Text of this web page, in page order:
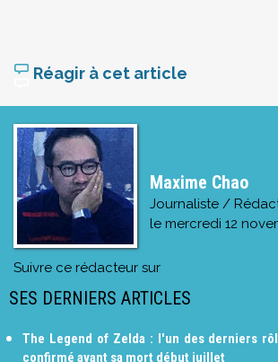
Réagir à cet article
Maxime Chao
Journaliste /
le mercredi 12
Suivre ce rédacteur sur
SES DERNIERS ARTICLES
The Legend of Zelda : l'un des derniers
confirmé avant sa mort début juillet